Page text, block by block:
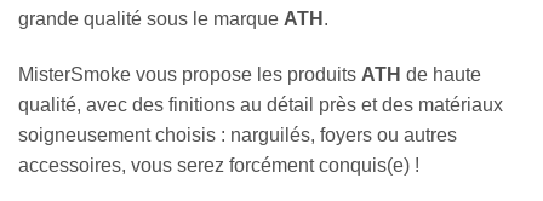
grande qualité sous le marque ATH .
MisterSmoke vous propose les produits ATH de haute
qualité, avec des finitions au détail près et des matériaux
soigneusement choisis : narguilés, foyers ou autres
accessoires, vous serez forcément conquis(e) !